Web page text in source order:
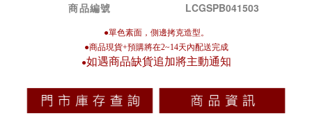
商品編號
LCGSPB041503
●單色素面，側邊拷克造型。
●商品現貨+預購將在2~14天內配送完成
●如遇商品缺貨追加將主動通知